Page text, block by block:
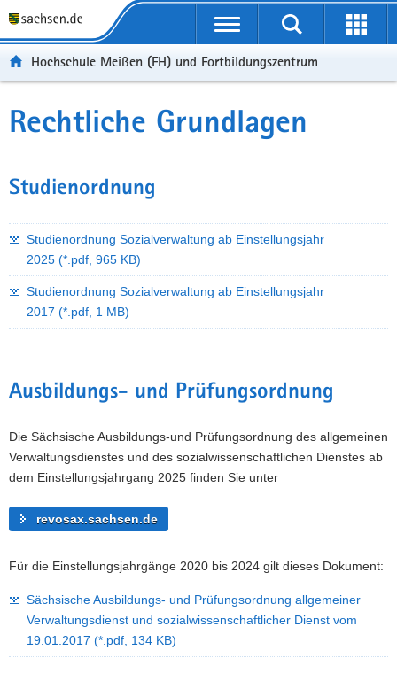
Portalübergreifende
Hochschule Meißen (FH) und Fortbildungszentrum
Rechtliche Grundlagen
Studienordnung
Studienordnung Sozialverwaltung ab Einstellungsjahr
2025 (*.pdf, 965 KB)
Studienordnung Sozialverwaltung ab Einstellungsjahr
2017 (*.pdf, 1 MB)
Ausbildungs- und Prüfungsordnung
Die Sächsische Ausbildungs-und Prüfungsordnung des allgemeinen
Verwaltungsdienstes und des sozialwissenschaftlichen Dienstes ab
dem Einstellungsjahrgang 2025 finden Sie unter
revosax.sachsen.de
Für die Einstellungsjahrgänge 2020 bis 2024 gilt dieses Dokument:
Sächsische Ausbildungs- und Prüfungsordnung allgemeiner
Verwaltungsdienst und sozialwissenschaftlicher Dienst vom
19.01.2017 (*.pdf, 134 KB)